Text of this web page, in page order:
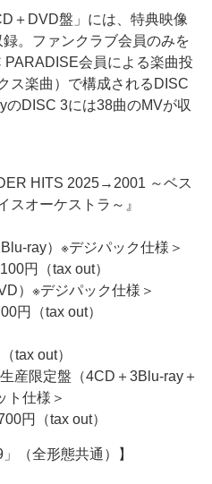
＋DVD盤」には、特典映像
。ファンクラブ会員のみを
会員による楽曲投
ス楽曲）で構成されるDISC
DISC 3には38曲のMVが収
HITS 2025→2001 ～ベス
スオーケストラ～』
ray）※デジパック仕様＞
円（tax out）
）※デジパック仕様＞
円（tax out）
tax out）
産限定盤（4CD＋3Blu-ray＋
ト仕様＞
円（tax out）
」（全形態共通）】